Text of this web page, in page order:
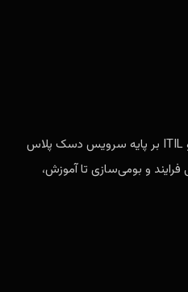
مدانت مجری پیاده‌سازی ITSM و ITIL بر پایه سرویس دسک پلاس
و بومی‌سازی تا آموزش،